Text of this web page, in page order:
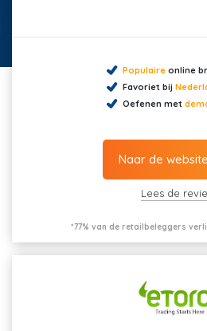
Populaireonline
Favoriet bij
Oefenen met
Naar de website
Lees de
*77% van de retailbeleggers